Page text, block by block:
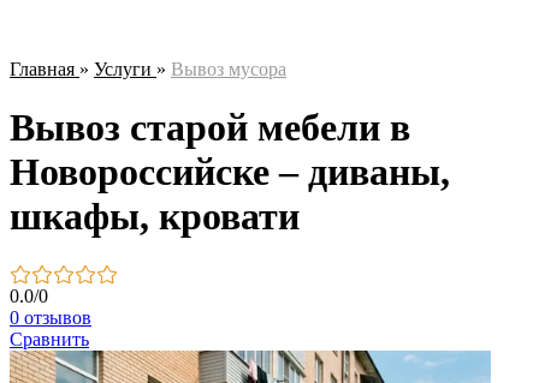
Главная » Услуги » Вывоз мусора
Вывоз старой мебели в
Новороссийске – диваны,
шкафы, кровати
0.0/0
0 отзывов
Сравнить